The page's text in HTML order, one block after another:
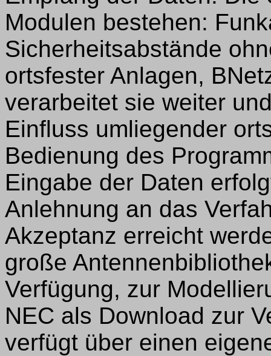
Modulen bestehen:
Sicherheitsabstände
ortsfester Anlagen,
verarbeitet sie weiter
Einfluss umliegender
Bedienung des
Eingabe der Daten
Anlehnung an das
Akzeptanz erreicht
große
Verfügung, zur
NEC als Download zur
verfügt über einen